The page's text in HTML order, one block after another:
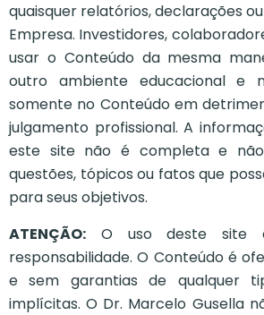
quaisquer relatórios, declarações
Empresa. Investidores,
usar o Conteúdo da mesma
outro ambiente educacional e
somente no Conteúdo em
julgamento profissional. A
este site não é completa e
questões, tópicos ou fatos que
para seus objetivos.
ATENÇÃO: O uso deste site
responsabilidade. O Conteúdo é
e sem garantias de qualquer
implícitas. O Dr. Marcelo Gusella